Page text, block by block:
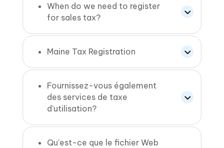
When do we need to register
for sales tax?
Maine Tax Registration
Fournissez-vous également
des services de taxe
d’utilisation?
Qu'est-ce que le fichier Web